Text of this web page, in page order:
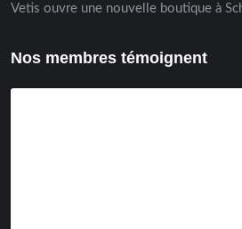
Vetis ouvre une nouvelle boutique à
Nos membres témoignent